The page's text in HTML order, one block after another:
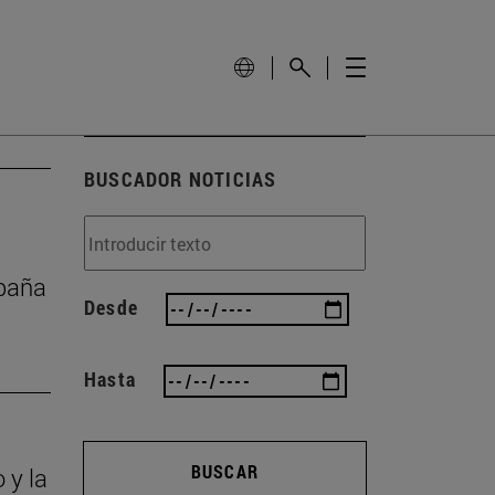
y la
BUSCADOR NOTICIAS
Desde
Hasta
BUSCAR